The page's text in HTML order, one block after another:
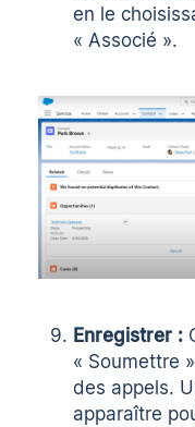
en le
« Associé ».
Enregistrer :
« Soumettre
des appels.
apparaître